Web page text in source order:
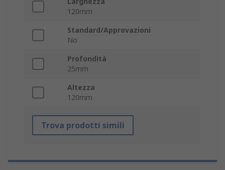
120mm
Standard/Approvazioni
No
Profondità
25mm
Altezza
120mm
Trova prodotti simili